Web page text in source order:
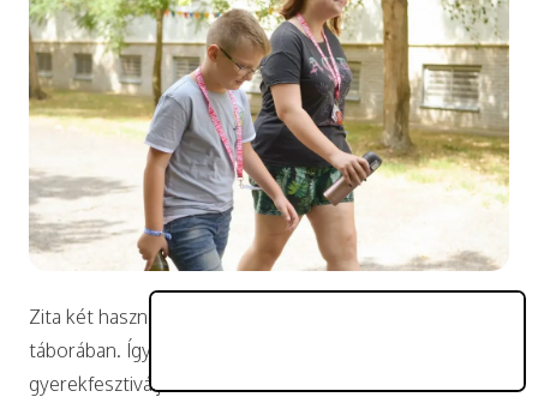
Zita két hasznos tudásra is szert tett a PT nyári
táborában. Így látta a diáklány a
gyerekfesztiválját.